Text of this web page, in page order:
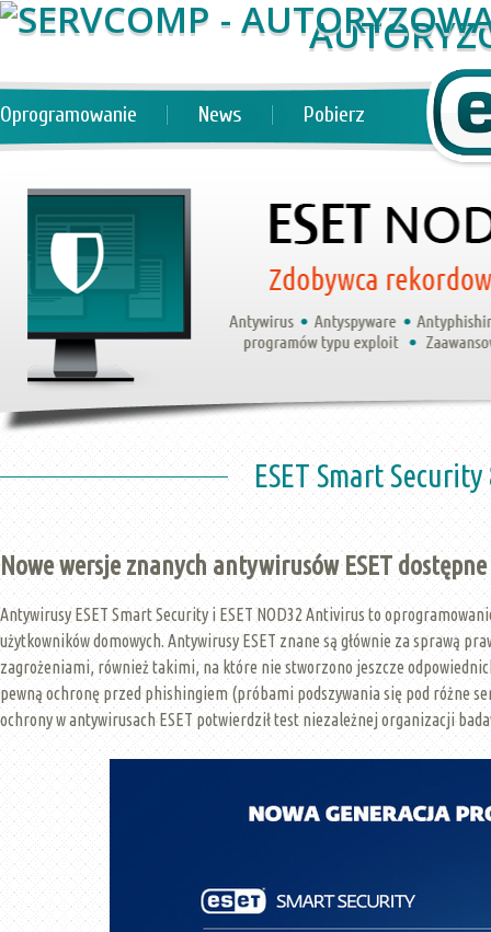
Oprogramowanie News Pobierz
ESET Smart
Nowe wersje znanych antywirusów ESET
Antywirusy ESET Smart Security i ESET NOD32 Antivirus to
użytkowników domowych. Antywirusy ESET znane są głównie za sprawą
zagrożeniami, również takimi, na które nie stworzono jeszcze
pewną ochronę przed phishingiem (próbami podszywania się pod różne
ochrony w antywirusach ESET potwierdził test niezależnej organizacji